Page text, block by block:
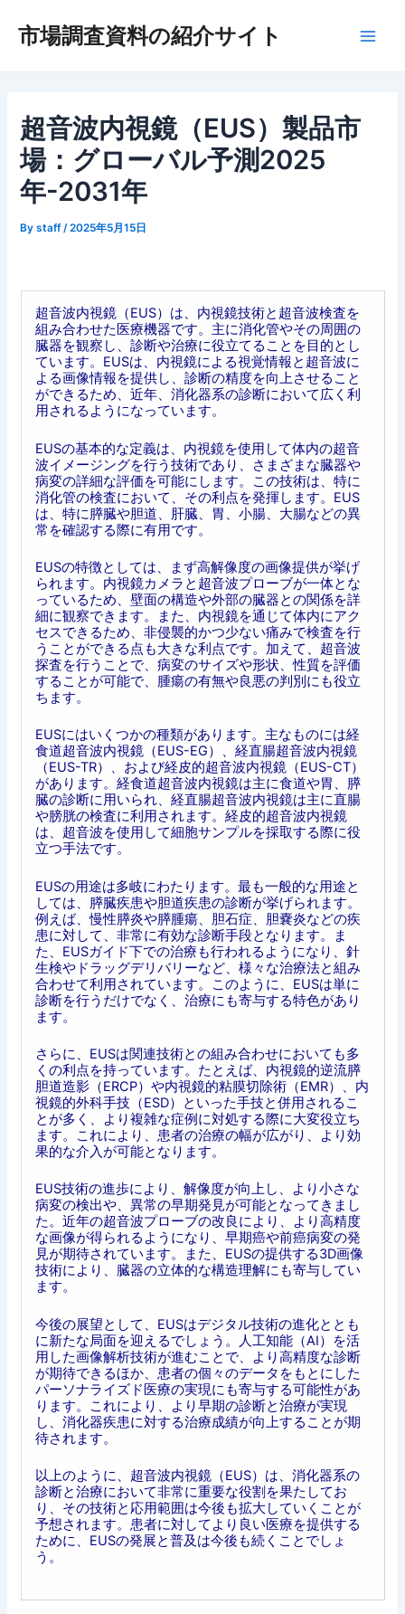
市場調査資料の紹介サイト
超音波内視鏡（EUS）製品市
場：グローバル予測2025
年-2031年
Bystaff /2025年5月15日
超音波内視鏡（EUS）は、内視鏡技術と超音波検査を
組み合わせた医療機器です。主に消化管やその周囲の
臓器を観察し、診断や治療に役立てることを目的とし
ています。EUSは、内視鏡による視覚情報と超音波に
よる画像情報を提供し、診断の精度を向上させること
ができるため、近年、消化器系の診断において広く利
用されるようになっています。
EUSの基本的な定義は、内視鏡を使用して体内の超音
波イメージングを行う技術であり、さまざまな臓器や
病変の詳細な評価を可能にします。この技術は、特に
消化管の検査において、その利点を発揮します。EUS
は、特に膵臓や胆道、肝臓、胃、小腸、大腸などの異
常を確認する際に有用です。
EUSの特徴としては、まず高解像度の画像提供が挙げ
られます。内視鏡カメラと超音波プローブが一体とな
っているため、壁面の構造や外部の臓器との関係を詳
細に観察できます。また、内視鏡を通じて体内にアク
セスできるため、非侵襲的かつ少ない痛みで検査を行
うことができる点も大きな利点です。加えて、超音波
探査を行うことで、病変のサイズや形状、性質を評価
することが可能で、腫瘍の有無や良悪の判別にも役立
ちます。
EUSにはいくつかの種類があります。主なものには経
食道超音波内視鏡（EUS-EG）、経直腸超音波内視鏡
（EUS-TR）、および経皮的超音波内視鏡（EUS-CT）
があります。経食道超音波内視鏡は主に食道や胃、膵
臓の診断に用いられ、経直腸超音波内視鏡は主に直腸
や膀胱の検査に利用されます。経皮的超音波内視鏡
は、超音波を使用して細胞サンプルを採取する際に役
立つ手法です。
EUSの用途は多岐にわたります。最も一般的な用途と
しては、膵臓疾患や胆道疾患の診断が挙げられます。
例えば、慢性膵炎や膵腫瘍、胆石症、胆嚢炎などの疾
患に対して、非常に有効な診断手段となります。ま
た、EUSガイド下での治療も行われるようになり、針
生検やドラッグデリバリーなど、様々な治療法と組み
合わせて利用されています。このように、EUSは単に
診断を行うだけでなく、治療にも寄与する特色があり
ます。
さらに、EUSは関連技術との組み合わせにおいても多
くの利点を持っています。たとえば、内視鏡的逆流膵
胆道造影（ERCP）や内視鏡的粘膜切除術（EMR）、内
視鏡的外科手技（ESD）といった手技と併用されるこ
とが多く、より複雑な症例に対処する際に大変役立ち
ます。これにより、患者の治療の幅が広がり、より効
果的な介入が可能となります。
EUS技術の進歩により、解像度が向上し、より小さな
病変の検出や、異常の早期発見が可能となってきまし
た。近年の超音波プローブの改良により、より高精度
な画像が得られるようになり、早期癌や前癌病変の発
見が期待されています。また、EUSの提供する3D画像
技術により、臓器の立体的な構造理解にも寄与してい
ます。
今後の展望として、EUSはデジタル技術の進化ととも
に新たな局面を迎えるでしょう。人工知能（AI）を活
用した画像解析技術が進むことで、より高精度な診断
が期待できるほか、患者の個々のデータをもとにした
パーソナライズド医療の実現にも寄与する可能性があ
ります。これにより、より早期の診断と治療が実現
し、消化器疾患に対する治療成績が向上することが期
待されます。
以上のように、超音波内視鏡（EUS）は、消化器系の
診断と治療において非常に重要な役割を果たしてお
り、その技術と応用範囲は今後も拡大していくことが
予想されます。患者に対してより良い医療を提供する
ために、EUSの発展と普及は今後も続くことでしょ
う。